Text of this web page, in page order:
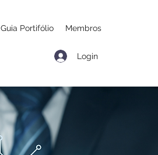
Guia Portifólio Membros
Login